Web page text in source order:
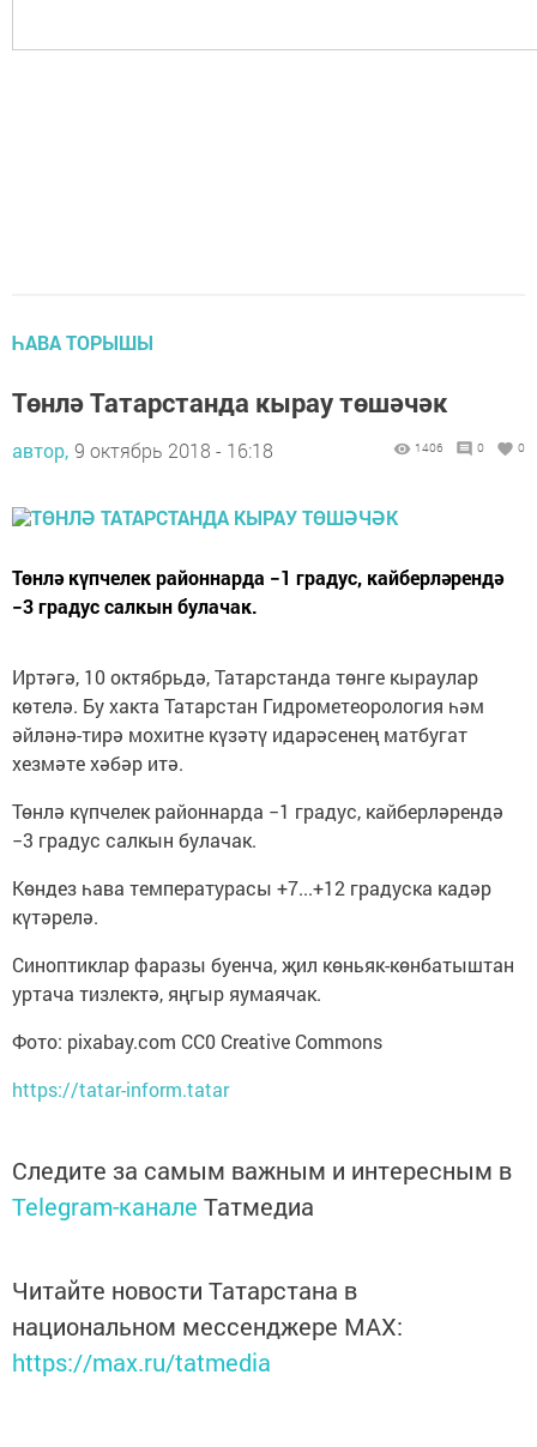
ҺАВА ТОРЫШЫ
Төнлә Татарстанда кырау төшәчәк
автор, 9 октябрь 2018 - 16:18 1406 0 0
Төнлә күпчелек районнарда −1 градус, кайберләрендә
−3 градус салкын булачак.
Иртәгә, 10 октябрьдә, Татарстанда төнге кыраулар
көтелә. Бу хакта Татарстан Гидрометеорология һәм
әйләнә-тирә мохитне күзәтү идарәсенең матбугат
хезмәте хәбәр итә.
Төнлә күпчелек районнарда −1 градус, кайберләрендә
−3 градус салкын булачак.
Көндез һава температурасы +7...+12 градуска кадәр
күтәрелә.
Синоптиклар фаразы буенча, җил көньяк-көнбатыштан
уртача тизлектә, яңгыр яумаячак.
Фото: pixabay.com CC0 Creative Commons
https://tatar-inform.tatar
Следите за самым важным и интересным в
Telegram-канале Татмедиа
Читайте новости Татарстана в
национальном мессенджере MАХ:
https://max.ru/tatmedia